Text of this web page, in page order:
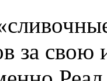
за свою